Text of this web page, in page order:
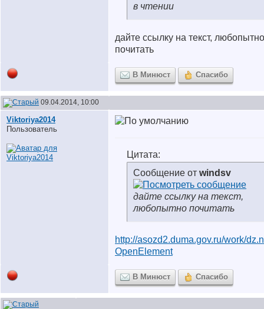
в чтении
дайте ссылку на текст, любопытно
почитать
В Минюст Спасибо
09.04.2014, 10:00
Viktoriya2014
Пользователь
Цитата:
Сообщение от windsv
дайте ссылку на текст,
любопытно почитать
http://asozd2.duma.gov.ru/work/
OpenElement
В Минюст Спасибо